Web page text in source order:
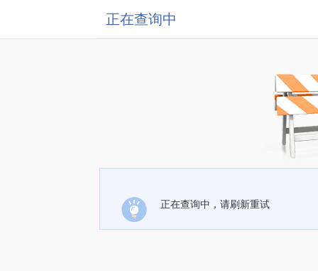
正在查询中
正在查询中，请刷新重试